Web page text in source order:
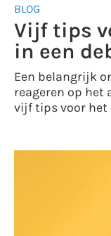
BLOG
Vijf tips
in een
Een belangrijk
reageren op het
vijf tips voor het